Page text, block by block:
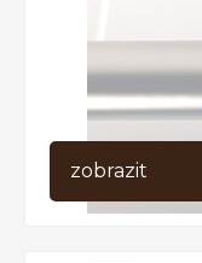
zobrazit